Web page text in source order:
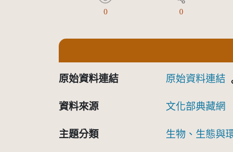
0 0
原始資料連結 原始資料連結
資料來源 文化部典藏網
主題分類 生物、生態與